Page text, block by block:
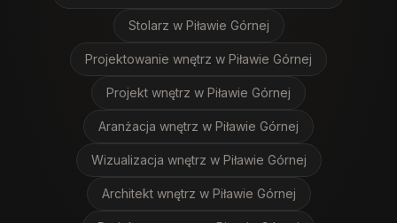
Stolarz w Piławie Górnej
Projektowanie wnętrz w Piławie Górnej
Projekt wnętrz w Piławie Górnej
Aranżacja wnętrz w Piławie Górnej
Wizualizacja wnętrz w Piławie Górnej
Architekt wnętrz w Piławie Górnej